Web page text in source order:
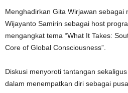
Menghadirkan Gita Wirjawan sebagai
Wijayanto Samirin sebagai host
mengangkat tema “What It Takes:
Core of Global Consciousness”.
Diskusi menyoroti tantangan
dalam menempatkan diri sebagai